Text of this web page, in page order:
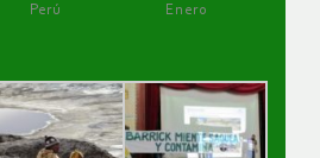
Perú
Enero